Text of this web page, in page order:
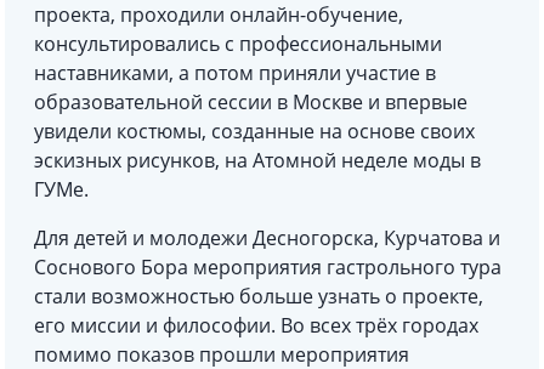
проекта, проходили онлайн-обучение,
консультировались с профессиональными
наставниками, а потом приняли участие в
образовательной сессии в Москве и впервые
увидели костюмы, созданные на основе своих
эскизных рисунков, на Атомной неделе моды в
ГУМе.
Для детей и молодежи Десногорска, Курчатова и
Соснового Бора мероприятия гастрольного тура
стали возможностью больше узнать о проекте,
его миссии и философии. Во всех трёх городах
помимо показов прошли мероприятия